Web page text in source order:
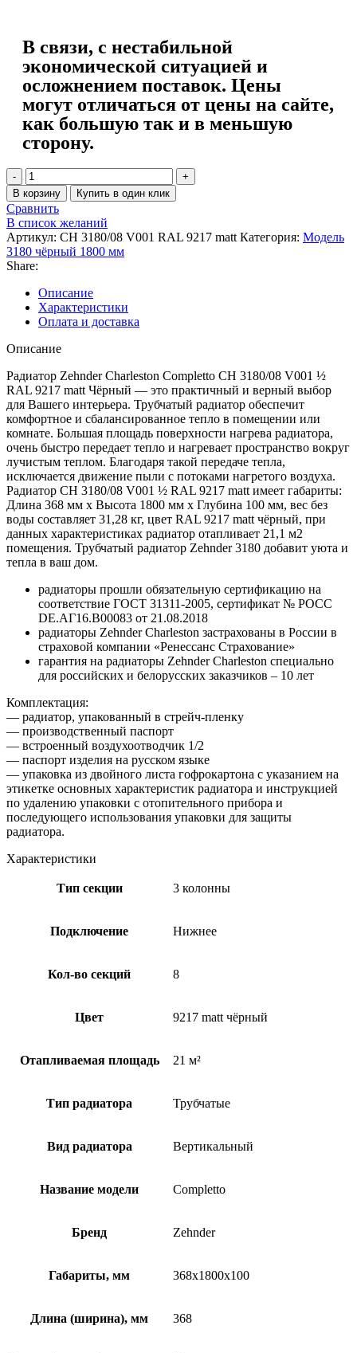
В связи, с нестабильной
экономической ситуацией и
осложнением поставок. Цены
могут отличаться от цены на сайте,
как большую так и в меньшую
сторону.
В корзину Купить в один клик
Сравнить
В список желаний
Артикул: CH 3180/08 V001 RAL 9217 matt Категория: Модель
3180 чёрный 1800 мм
Share:
Описание
Характеристики
Оплата и доставка
Описание
Радиатор Zehnder Charleston Completto CH 3180/08 V001 ½
RAL 9217 matt Чёрный — это практичный и верный выбор
для Вашего интерьера. Трубчатый радиатор обеспечит
комфортное и сбалансированное тепло в помещении или
комнате. Большая площадь поверхности нагрева радиатора,
очень быстро передает тепло и нагревает пространство вокруг
лучистым теплом. Благодаря такой передаче тепла,
исключается движение пыли с потоками нагретого воздуха.
Радиатор CH 3180/08 V001 ½ RAL 9217 matt имеет габариты:
Длина 368 мм х Высота 1800 мм х Глубина 100 мм, вес без
воды составляет 31,28 кг, цвет RAL 9217 matt чёрный, при
данных характеристиках радиатор отапливает 21,1 м2
помещения. Трубчатый радиатор Zehnder 3180 добавит уюта и
тепла в ваш дом.
радиаторы прошли обязательную сертификацию на
соответствие ГОСТ 31311-2005, сертификат № POCC
DE.АГ16.В00083 от 21.08.2018
радиаторы Zehnder Charleston застрахованы в России в
страховой компании «Ренессанс Страхование»
гарантия на радиаторы Zehnder Charleston специально
для российских и белорусских заказчиков – 10 лет
Комплектация:
— радиатор, упакованный в стрейч-пленку
— производственный паспорт
— встроенный воздухоотводчик 1/2
— паспорт изделия на русском языке
— упаковка из двойного листа гофрокартона с указанием на
этикетке основных характеристик радиатора и инструкцией
по удалению упаковки с отопительного прибора и
последующего использования упаковки для защиты
радиатора.
Характеристики
Тип секции 3 колонны
Подключение Нижнее
Кол-во секций 8
Цвет 9217 matt чёрный
Отапливаемая площадь 21 м²
Тип радиатора Трубчатые
Вид радиатора Вертикальный
Название модели Completto
Бренд Zehnder
Габариты, мм 368x1800x100
Длина (ширина), мм 368